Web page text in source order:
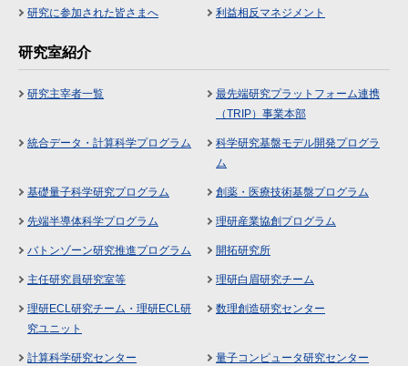
研究に参加された皆さまへ 利益相反マネジメント
研究室紹介
研究主宰者一覧
最先端研究プラットフォーム連携
（TRIP）事業本部
統合データ・計算科学プログラム
科学研究基盤モデル開発プログラ
ム
基礎量子科学研究プログラム 創薬・医療技術基盤プログラム
先端半導体科学プログラム 理研産業協創プログラム
バトンゾーン研究推進プログラム 開拓研究所
主任研究員研究室等 理研白眉研究チーム
理研ECL研究チーム・理研ECL研
究ユニット
数理創造研究センター
計算科学研究センター 量子コンピュータ研究センター